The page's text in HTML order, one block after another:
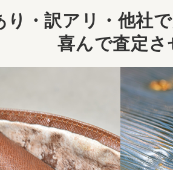
り・訳アリ・他社
喜んで査定